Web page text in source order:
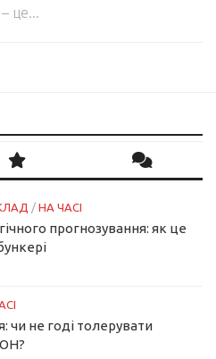
це...
/ НА ЧАСІ
прогнозування: як це
чи не годі толерувати